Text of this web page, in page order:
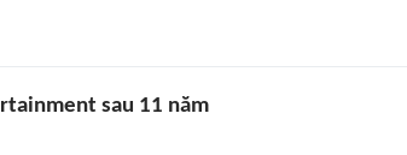
sau 11 năm